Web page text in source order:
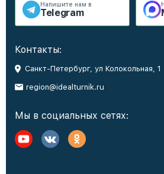
Напишите нам в
Telegram
Контакты:
Санкт-Петербург, ул Колокольная, 1
region@idealturnik.ru
Мы в социальных сетях: